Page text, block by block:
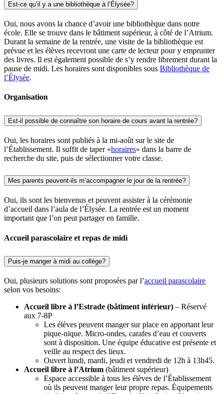
Est-ce qu’il y a une bibliothèque à l’Élysée?
Oui, nous avons la chance d’avoir une bibliothèque dans notre
école. Elle se trouve dans le bâtiment supérieur, à côté de l’Atrium.
Durant la semaine de la rentrée, une visite de la bibliothèque est
prévue et les élèves recevront une carte de lecteur pour y emprunter
des livres. Il est également possible de s’y rendre librement durant la
pause de midi. Les horaires sont disponibles sous Bibliothèque de
l’Élysée.
Organisation
Est-il possible de connaître son horaire de cours avant la rentrée?
Oui, les horaires sont publiés à la mi-août sur le site de
l’Établissement. Il suffit de taper «horaires» dans la barre de
recherche du site, puis de sélectionner votre classe.
Mes parents peuvent-ils m’accompagner le jour de la rentrée?
Oui, ils sont les bienvenus et peuvent assister à la cérémonie
d’accueil dans l’aula de l’Élysée. La rentrée est un moment
important que l’on peut partager en famille.
Accueil parascolaire et repas de midi
Puis-je manger à midi au collège?
Oui, plusieurs solutions sont proposées par l’accueil parascolaire
selon vos besoins:
Accueil libre à l’Estrade (bâtiment inférieur) – Réservé
aux 7-8P
Les élèves peuvent manger sur place en apportant leur
pique-nique. Micro-ondes, carafes d’eau et couverts
sont à disposition. Une équipe éducative est présente et
veille au respect des lieux.
Ouvert lundi, mardi, jeudi et vendredi de 12h à 13h45.
Accueil libre à l’Atrium (bâtiment supérieur)
Espace accessible à tous les élèves de l’Établissement
où ils peuvent manger leur propre repas. Équipements